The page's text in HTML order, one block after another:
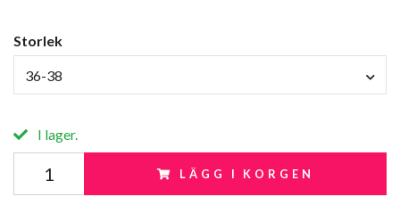
Storlek
36-38
I lager.
LÄGG I KORGEN